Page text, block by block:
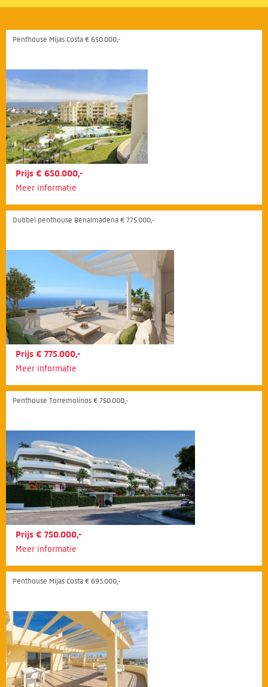
Penthouse Mijas Costa € 650.000,-
Prijs € 650.000,-
Meer informatie
Dubbel penthouse Benalmádena € 775.000,-
Prijs € 775.000,-
Meer informatie
Penthouse Torremolinos € 750.000,-
Prijs € 750.000,-
Meer informatie
Penthouse Mijas Costa € 693.000,-